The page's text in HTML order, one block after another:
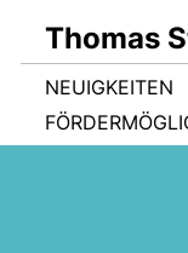
Thomas
NEUIGKEITEN